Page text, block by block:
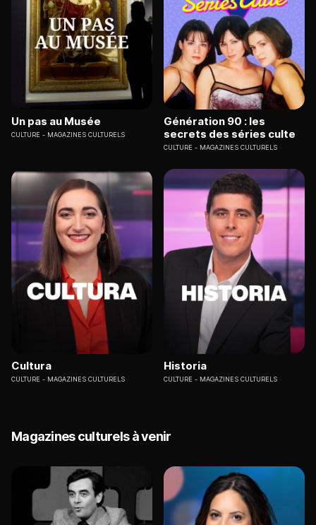
Un pas au Musée
CULTURE MAGAZINES CULTURELS
Génération 90 : les
secrets des séries culte
CULTURE MAGAZINES CULTURELS
Cultura
CULTURE MAGAZINES CULTURELS
Historia
CULTURE MAGAZINES CULTURELS
Magazines culturels à venir